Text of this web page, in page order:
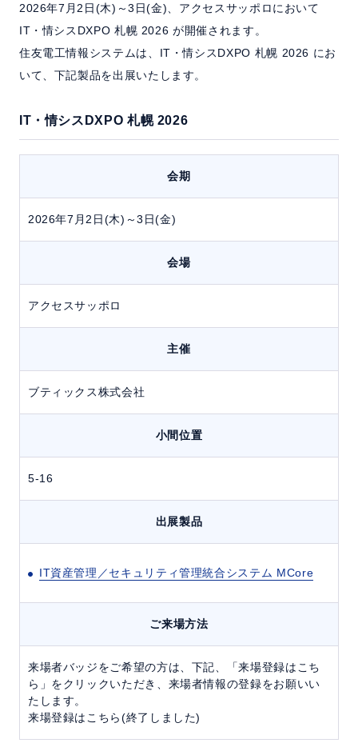
採用情報
2026年7月2日(木)～3日(金)、アクセスサッポロにおいて
IT・情シスDXPO 札幌 2026 が開催されます。
住友電工情報システムは、IT・情シスDXPO 札幌 2026 にお
いて、下記製品を出展いたします。
IT・情シスDXPO 札幌 2026
会期
2026年7月2日(木)～3日(金)
会場
アクセスサッポロ
主催
ブティックス株式会社
小間位置
5-16
出展製品
IT資産管理／セキュリティ管理統合システム MCore
ご来場方法
来場者バッジをご希望の方は、下記、「来場登録はこち
ら」をクリックいただき、来場者情報の登録をお願いい
たします。
来場登録はこちら(終了しました)